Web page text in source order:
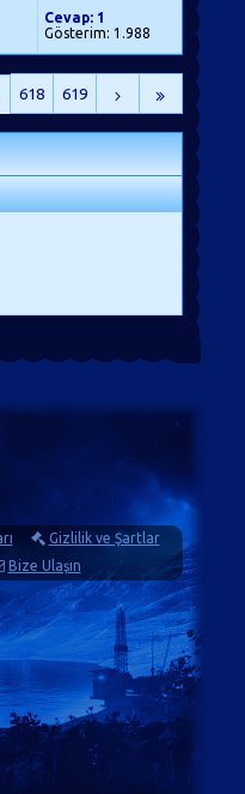
Cevap: 1
Gösterim: 1.988
618 619
Gizlilik ve Şartlar
Bize Ulaşın